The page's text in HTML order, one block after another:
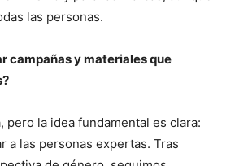
las personas.
campañas y materiales que
pero la idea fundamental es clara:
a las personas expertas. Tras